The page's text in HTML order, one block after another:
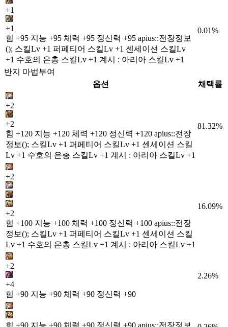
+1
+1
힘 +95 지능 +95 체력 +95 정신력 +95 apius::전장정보
(); 스킬Lv +1 퍼페티어 스킬Lv +1 센세이션 스킬Lv
+1 수호의 은총 스킬Lv +1 계시 : 아리아 스킬Lv +1
0.01%
반지 마법부여
옵션
채택률
+2
+2
힘 +120 지능 +120 체력 +120 정신력 +120 apius::전장
정보(); 스킬Lv +1 퍼페티어 스킬Lv +1 센세이션 스킬
Lv +1 수호의 은총 스킬Lv +1 계시 : 아리아 스킬Lv +1
81.32%
+2
+2
힘 +100 지능 +100 체력 +100 정신력 +100 apius::전장
정보(); 스킬Lv +1 퍼페티어 스킬Lv +1 센세이션 스킬
Lv +1 수호의 은총 스킬Lv +1 계시 : 아리아 스킬Lv +1
16.09%
+2
+4
힘 +90 지능 +90 체력 +90 정신력 +90
2.26%
힘 +90 지능 +90 체력 +90 정신력 +90 apius::전장정보